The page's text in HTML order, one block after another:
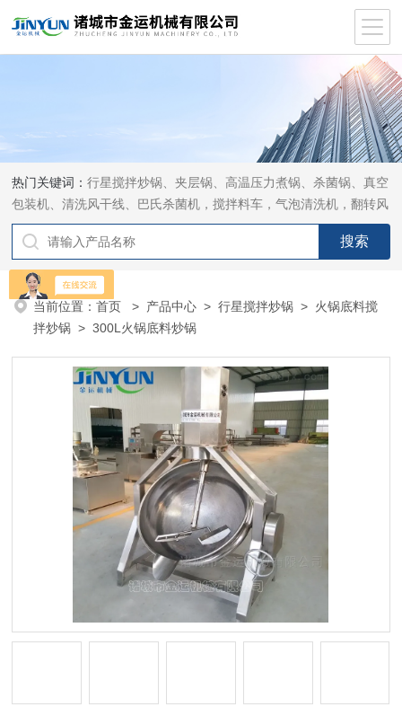
热门关键词：行星搅拌炒锅、夹层锅、高温压力煮锅、杀菌锅、真空
包装机、清洗风干线、巴氏杀菌机，搅拌料车，气泡清洗机，翻转风
干机
当前位置：首页 > 产品中心 >行星搅拌炒锅 > 火锅底料搅
拌炒锅 > 300L火锅底料炒锅